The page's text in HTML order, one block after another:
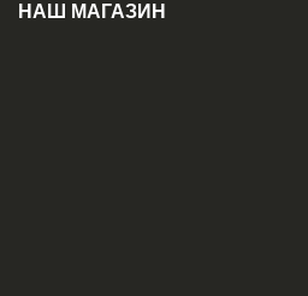
НАШ МАГАЗИН